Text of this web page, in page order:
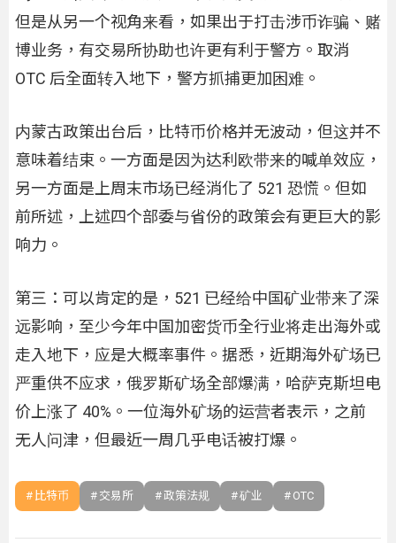
但是从另一个视角来看，如果出于打击涉币诈骗、赌
博业务，有交易所协助也许更有利于警方。取消
OTC 后全面转入地下，警方抓捕更加困难。
内蒙古政策出台后，比特币价格并无波动，但这并不
意味着结束。一方面是因为达利欧带来的喊单效应，
另一方面是上周末市场已经消化了 521 恐慌。但如
前所述，上述四个部委与省份的政策会有更巨大的影
响力。
第三：可以肯定的是，521 已经给中国矿业带来了深
远影响，至少今年中国加密货币全行业将走出海外或
走入地下，应是大概率事件。据悉，近期海外矿场已
严重供不应求，俄罗斯矿场全部爆满，哈萨克斯坦电
价上涨了 40%。一位海外矿场的运营者表示，之前
无人问津，但最近一周几乎电话被打爆。
比特币 交易所 政策法规 矿业 OTC